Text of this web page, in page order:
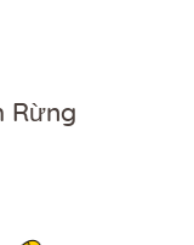
Rừng